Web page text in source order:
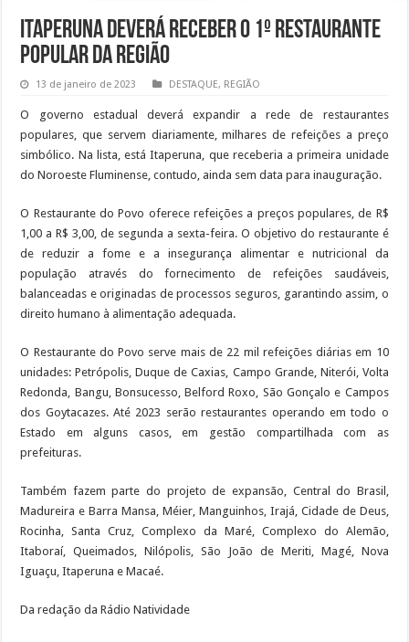
Itaperuna deverá receber o 1º restaurante
popular da região
13 de janeiro de 2023 DESTAQUE, REGIÃO
O governo estadual deverá expandir a rede de restaurantes
populares, que servem diariamente, milhares de refeições a preço
simbólico. Na lista, está Itaperuna, que receberia a primeira unidade
do Noroeste Fluminense, contudo, ainda sem data para inauguração.
O Restaurante do Povo oferece refeições a preços populares, de R$
1,00 a R$ 3,00, de segunda a sexta-feira. O objetivo do restaurante é
de reduzir a fome e a insegurança alimentar e nutricional da
população através do fornecimento de refeições saudáveis,
balanceadas e originadas de processos seguros, garantindo assim, o
direito humano à alimentação adequada.
O Restaurante do Povo serve mais de 22 mil refeições diárias em 10
unidades: Petrópolis, Duque de Caxias, Campo Grande, Niterói, Volta
Redonda, Bangu, Bonsucesso, Belford Roxo, São Gonçalo e Campos
dos Goytacazes. Até 2023 serão restaurantes operando em todo o
Estado em alguns casos, em gestão compartilhada com as
prefeituras.
Também fazem parte do projeto de expansão, Central do Brasil,
Madureira e Barra Mansa, Méier, Manguinhos, Irajá, Cidade de Deus,
Rocinha, Santa Cruz, Complexo da Maré, Complexo do Alemão,
Itaboraí, Queimados, Nilópolis, São João de Meriti, Magé, Nova
Iguaçu, Itaperuna e Macaé.
Da redação da Rádio Natividade